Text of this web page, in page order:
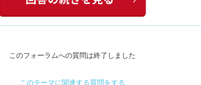
このフォーラムへの質問は終了しました
このテーマに関連する質問をする